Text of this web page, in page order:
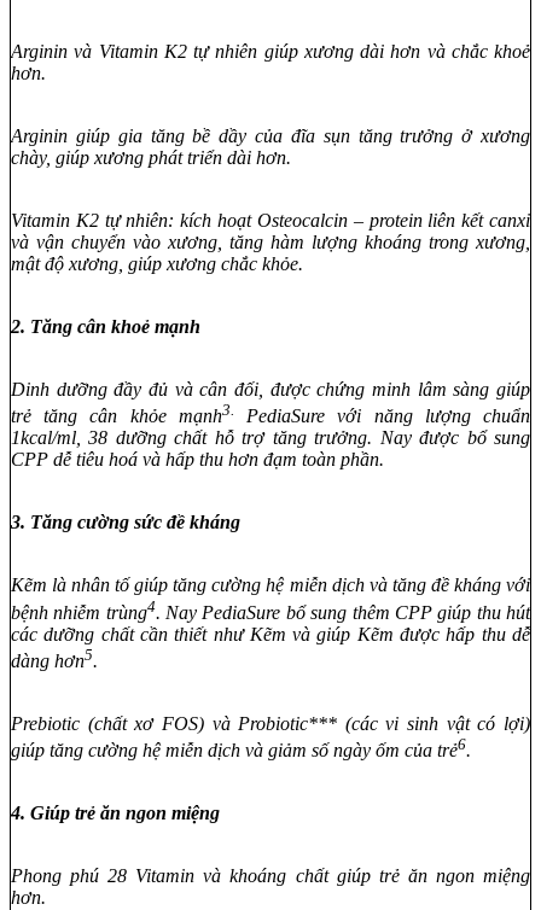
Arginin và Vitamin K2 tự nhiên giúp xương dài hơn và chắc khoẻ
hơn.
Arginin giúp gia tăng bề dầy của đĩa sụn tăng trưởng ở xương
chày, giúp xương phát triển dài hơn.
Vitamin K2 tự nhiên: kích hoạt Osteocalcin – protein liên kết canxi
và vận chuyển vào xương, tăng hàm lượng khoáng trong xương,
mật độ xương, giúp xương chắc khỏe.
2. Tăng cân khoẻ mạnh
Dinh dưỡng đầy đủ và cân đối, được chứng minh lâm sàng giúp
trẻ tăng cân khỏe mạnh3.
PediaSure với năng lượng chuẩn
1kcal/ml, 38 dưỡng chất hỗ trợ tăng trưởng. Nay được bổ sung
CPP dễ tiêu hoá và hấp thu hơn đạm toàn phần.
3. Tăng cường sức đề kháng
Kẽm là nhân tố giúp tăng cường hệ miễn dịch và tăng đề kháng với
bệnh nhiễm trùng4. Nay PediaSure bổ sung thêm CPP giúp thu hút
các dưỡng chất cần thiết như Kẽm và giúp Kẽm được hấp thu dễ
dàng hơn5.
Prebiotic (chất xơ FOS) và Probiotic*** (các vi sinh vật có lợi)
giúp tăng cường hệ miễn dịch và giảm số ngày ốm của trẻ6.
4. Giúp trẻ ăn ngon miệng
Phong phú 28 Vitamin và khoáng chất giúp trẻ ăn ngon miệng
hơn.